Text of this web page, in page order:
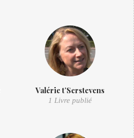
Valérie t’Serstevens
1 Livre publié